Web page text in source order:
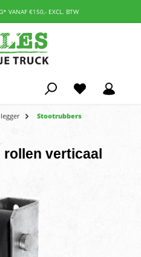
VANAF €150,- EXCL. BTW
Stootrubbers
verticaal